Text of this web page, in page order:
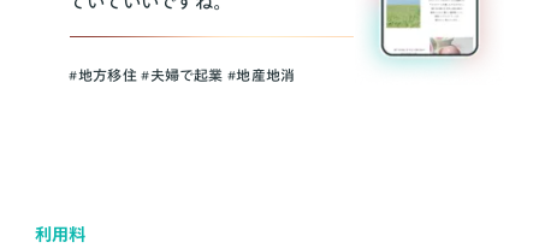
#地方移住 #夫婦で起業 #地産地消
利用料